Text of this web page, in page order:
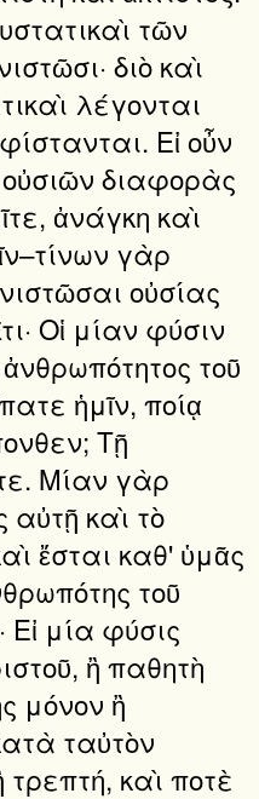
τῶν
διὸ καὶ
λέγονται
Εἰ οὖν
διαφορὰς
ἀνάγκη καὶ
γὰρ
οὐσίας
Οἱ μίαν φύσιν
τοῦ
ἡμῖν, ποίᾳ
Τῇ
Μίαν γὰρ
αὐτῇ καὶ τὸ
ἔσται καθ' ὑμᾶς
τοῦ
Εἰ μία φύσις
ἢ παθητὴ
μόνον ἢ
ταὐτὸν
καὶ ποτὲ